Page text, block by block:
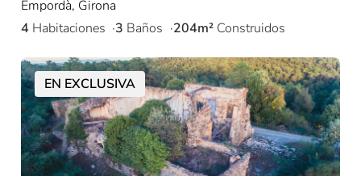
Empordà, Girona
4 Habitaciones 3 Baños 204m² Construidos
EN EXCLUSIVA